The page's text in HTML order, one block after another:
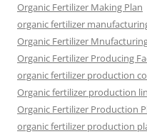
Organic Fertilizer Making Plan
organic fertilizer
Organic Fertilizer
Organic Fertilizer Producing
organic fertilizer production
Organic fertilizer production
Organic Fertilizer Production
organic fertilizer production